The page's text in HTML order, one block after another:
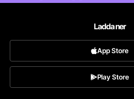
Ladda ner
App Store
Play Store